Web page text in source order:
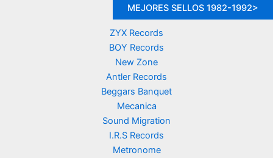
MEJORES SELLOS 1982-1992>
ZYX Records
BOY Records
New Zone
Antler Records
Beggars Banquet
Mecanica
Sound Migration
I.R.S Records
Metronome